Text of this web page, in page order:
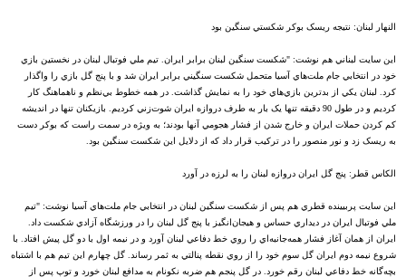
النهار لبنان: نتيجه ريسک بوکر شکستي سنگين بود
اين سايت لبناني هم نوشت: "شکست سنگين لبنان برابر ايران. تيم ملي فوتبال لبنان در نخستين بازي
خود در انتخابي جام ملت‌هاي آسيا متحمل شکست سنگيني برابر ايران شد و با پنج گل بازي را واگذار
کرد. لبنان يکي از بدترين بازي‌هاي خود را به نمايش گذاشت. در همه خطوط بي‌نظم و ناهماهنگ کار
کرديم و در طول 90 دقيقه تنها يک بار به طرف دروازه‌ ايران شوت‌زني کرديم. بازيکنان تنها در انديشه
کم کردن حملات ايران و خارج شدن از فشار هجومي آنها بودند؛ به ويژه در سمت راست که بوکر دست
به ريسک زد و نور منصور را در ترکيب قرار داد که از دلايل اين شکست سنگين بود.
الکاس قطر: پنج گل ايران دروازه‌ لبنان را به لرزه در آورد
اين سايت پربيينده قطري هم پس از شکست سنگين لبنان در انتخابي جام ملت‌هاي آسيا نوشت: "تيم
ملي فوتبال ايران در ديداري حساس و هيجان‌انگيز با پنج گل لبنان را در ورزشگاه آزادي شکست داد.
ايران از همان آغاز فشار همه‌جانبه‌اي را روي خط دفاعي لبنان آورد و در نيمه اول با دو گل پيش افتاد. با
شروع نيمه دوم ايران گل سوم خود را از روي نقطه پنالتي به ثمر رساند. گل چهارم اين تيم هم با اشتباه
بچه‌گانه خط دفاعي لبنان رقم خورد. در گل پنجم هم ضربه نکونام به مدافع لبنان خورد و توپ پس از